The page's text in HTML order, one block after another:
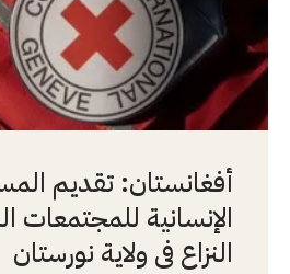
أفغانستان: تقديم
الإنسانية للمجتمعات
النزاع في ولاية نورستان